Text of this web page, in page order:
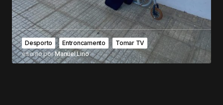
Desporto Entroncamento
Tomar TV
escrito porManuel Lino